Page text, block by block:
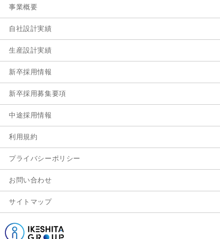
事業概要
自社設計実績
生産設計実績
新卒採用情報
新卒採用募集要項
中途採用情報
利用規約
プライバシーポリシー
お問い合わせ
サイトマップ